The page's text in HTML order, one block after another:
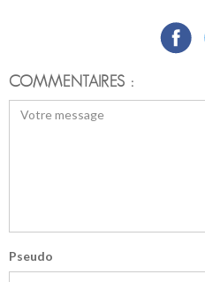
COMMENTAIRES :
Pseudo